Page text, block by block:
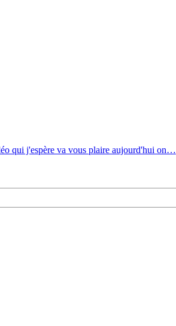
qui j'espère va vous plaire aujourd'hui on…